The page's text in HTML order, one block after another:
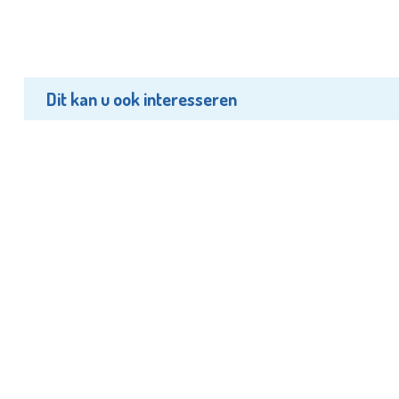
Dit kan u ook interesseren